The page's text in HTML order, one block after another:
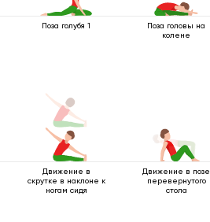
Поза голубя 1
Поза головы на
колене
Движение в
скрутке в наклоне к
ногам сидя
Движение в позе
перевернутого
стола